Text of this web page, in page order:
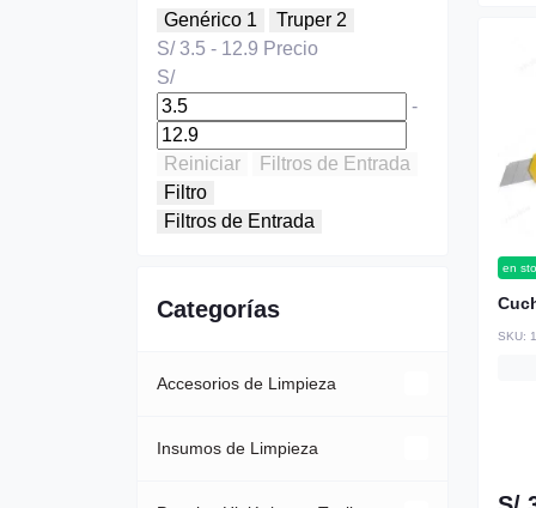
Genérico 1 Truper 2
S/3.5 - 12.9 Precio
S/
-
Reiniciar
Filtros de Entrada
Filtro
Filtros de Entrada
Categorías
Accesorios de Limpieza
Baldes y Trapeadores
Insumos de Limpieza
en
SKU: